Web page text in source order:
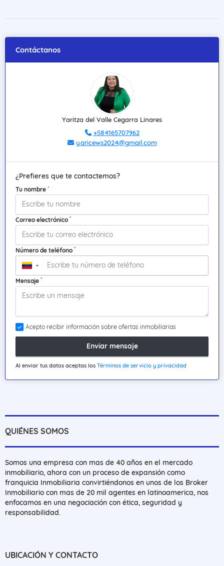
Contáctanos
Yaritza del Valle Cegarra Linares
+584165707962
yaricews2024@gmail.com
¿Prefieres que te contactemos?
Tu nombre *
Correo electrónico *
Número de teléfono *
▼
Mensaje *
Acepto recibir información sobre ofertas inmobiliarias
Enviar mensaje
Al enviar tus datos aceptas los Términos de servicio y privacidad
QUIÉNES SOMOS
Somos una empresa con mas de 40 años en el mercado
inmobiliario, ahora con un proceso de expansión como
franquicia Inmobiliaria convirtiéndonos en unos de los Broker
Inmobiliario con mas de 20 mil agentes en latinoamerica, nos
enfocamos en una negociación con ética, seguridad y
responsabilidad.
UBICACIÓN Y CONTACTO